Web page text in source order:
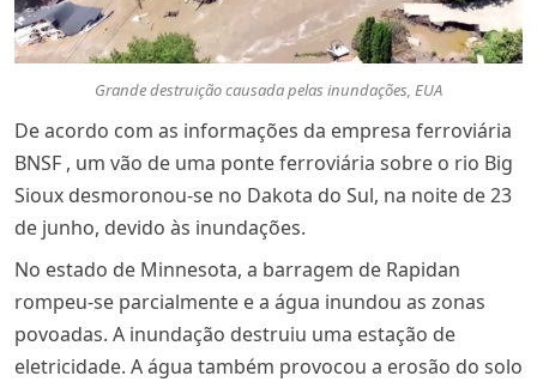
Grande destruição causada pelas inundações, EUA
De acordo com as informações da empresa ferroviária
BNSF , um vão de uma ponte ferroviária sobre o rio Big
Sioux desmoronou-se no Dakota do Sul, na noite de 23
de junho, devido às inundações.
No estado de Minnesota, a barragem de Rapidan
rompeu-se parcialmente e a água inundou as zonas
povoadas. A inundação destruiu uma estação de
eletricidade. A água também provocou a erosão do solo